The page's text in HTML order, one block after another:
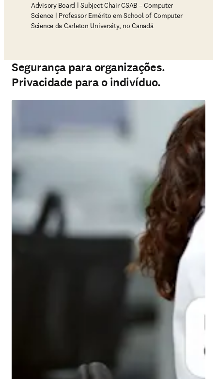
Advisory Board | Subject Chair CSAB – Computer
Science | Professor Emérito em School of Computer
Science da Carleton University, no Canadá
Segurança para organizações.
Privacidade para o indivíduo.